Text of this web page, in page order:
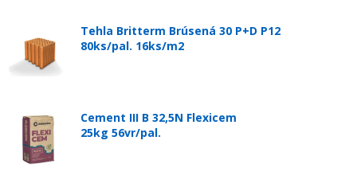
Tehla Britterm Brúsená 30 P+D P12
80ks/pal. 16ks/m2
Cement III B 32,5N Flexicem
25kg 56vr/pal.